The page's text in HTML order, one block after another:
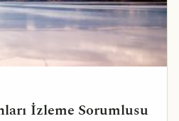
İzleme Sorumlusu